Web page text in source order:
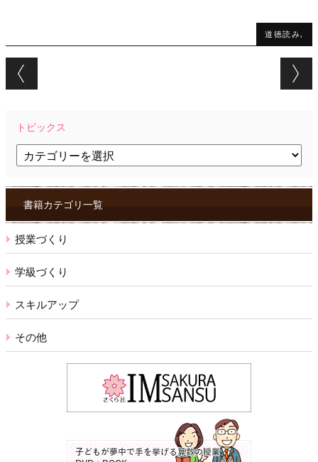
道徳読み,
Post navigation
トピックス
ク
ス書籍カテゴリ一覧
授業づくり
学級づくり
スキルアップ
その他